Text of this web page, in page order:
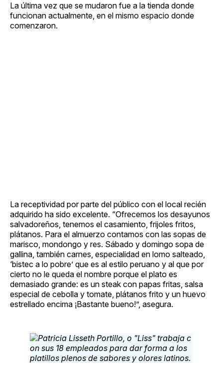
La última vez que se mudaron fue a la tienda donde
funcionan actualmente, en el mismo espacio donde
comenzaron.
La receptividad por parte del público con el local recién
adquirido ha sido excelente. “Ofrecemos los desayunos
salvadoreños, tenemos el casamiento, frijoles fritos,
plátanos. Para el almuerzo contamos con las sopas de
marisco, mondongo y res. Sábado y domingo sopa de
gallina, también carnes, especialidad en lomo salteado,
‘bistec a lo pobre’ que es al estilo peruano y al que por
cierto no le queda el nombre porque el plato es
demasiado grande: es un steak con papas fritas, salsa
especial de cebolla y tomate, plátanos frito y un huevo
estrellado encima ¡Bastante bueno!”, asegura.